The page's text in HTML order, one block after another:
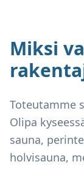
Miksi
Toteutamme
Olipa
sauna,
holvisauna,